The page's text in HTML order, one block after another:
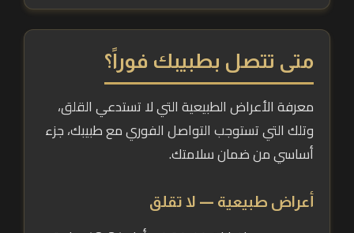
متى تتصل بطبيبك فوراً؟
معرفة الأعراض الطبيعية التي لا تستدعي القلق،
وتلك التي تستوجب التواصل الفوري مع طبيبك، جزء
أساسي من ضمان سلامتك.
أعراض طبيعية — لا تقلق